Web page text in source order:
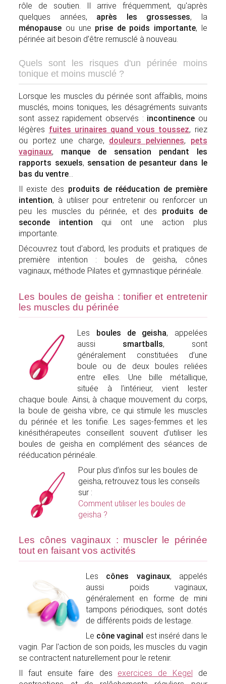
rôle de soutien. Il arrive fréquemment, qu'après
quelques années, après les grossesses, la
ménopause ou une prise de poids importante, le
périnée ait besoin d’être remusclé à nouveau.
Quels sont les risques d'un périnée moins
tonique et moins musclé ?
Lorsque les muscles du périnée sont affaiblis, moins
musclés, moins toniques, les désagréments suivants
sont assez rapidement observés : incontinence ou
légères fuites urinaires quand vous toussez, riez
ou portez une charge, douleurs pelviennes, pets
vaginaux, manque de sensation pendant les
rapports sexuels, sensation de pesanteur dans le
bas du ventre...
Il existe des produits de rééducation de première
intention, à utiliser pour entretenir ou renforcer un
peu les muscles du périnée, et des produits de
seconde intention qui ont une action plus
importante.
Découvrez tout d'abord, les produits et pratiques de
première intention : boules de geisha, cônes
vaginaux, méthode Pilates et gymnastique périnéale.
Les boules de geisha : tonifier et entretenir
les muscles du périnée
Les boules de geisha, appelées
aussi smartballs, sont
généralement constituées d’une
boule ou de deux boules reliées
entre elles. Une bille métallique,
située à l’intérieur, vient lester
chaque boule. Ainsi, à chaque mouvement du corps,
la boule de geisha vibre, ce qui stimule les muscles
du périnée et les tonifie. Les sages-femmes et les
kinésithérapeutes conseillent souvent d’utiliser les
boules de geisha en complément des séances de
rééducation périnéale.
Pour plus d’infos sur les boules de
geisha, retrouvez tous les conseils
sur :
Comment utiliser les boules de
geisha ?
Les cônes vaginaux : muscler le périnée
tout en faisant vos activités
Les cônes vaginaux, appelés
aussi poids vaginaux,
généralement en forme de mini
tampons périodiques, sont dotés
de différents poids de lestage.
Le cône vaginal est inséré dans le
vagin. Par l'action de son poids, les muscles du vagin
se contractent naturellement pour le retenir.
Il faut ensuite faire des exercices de Kegel
de